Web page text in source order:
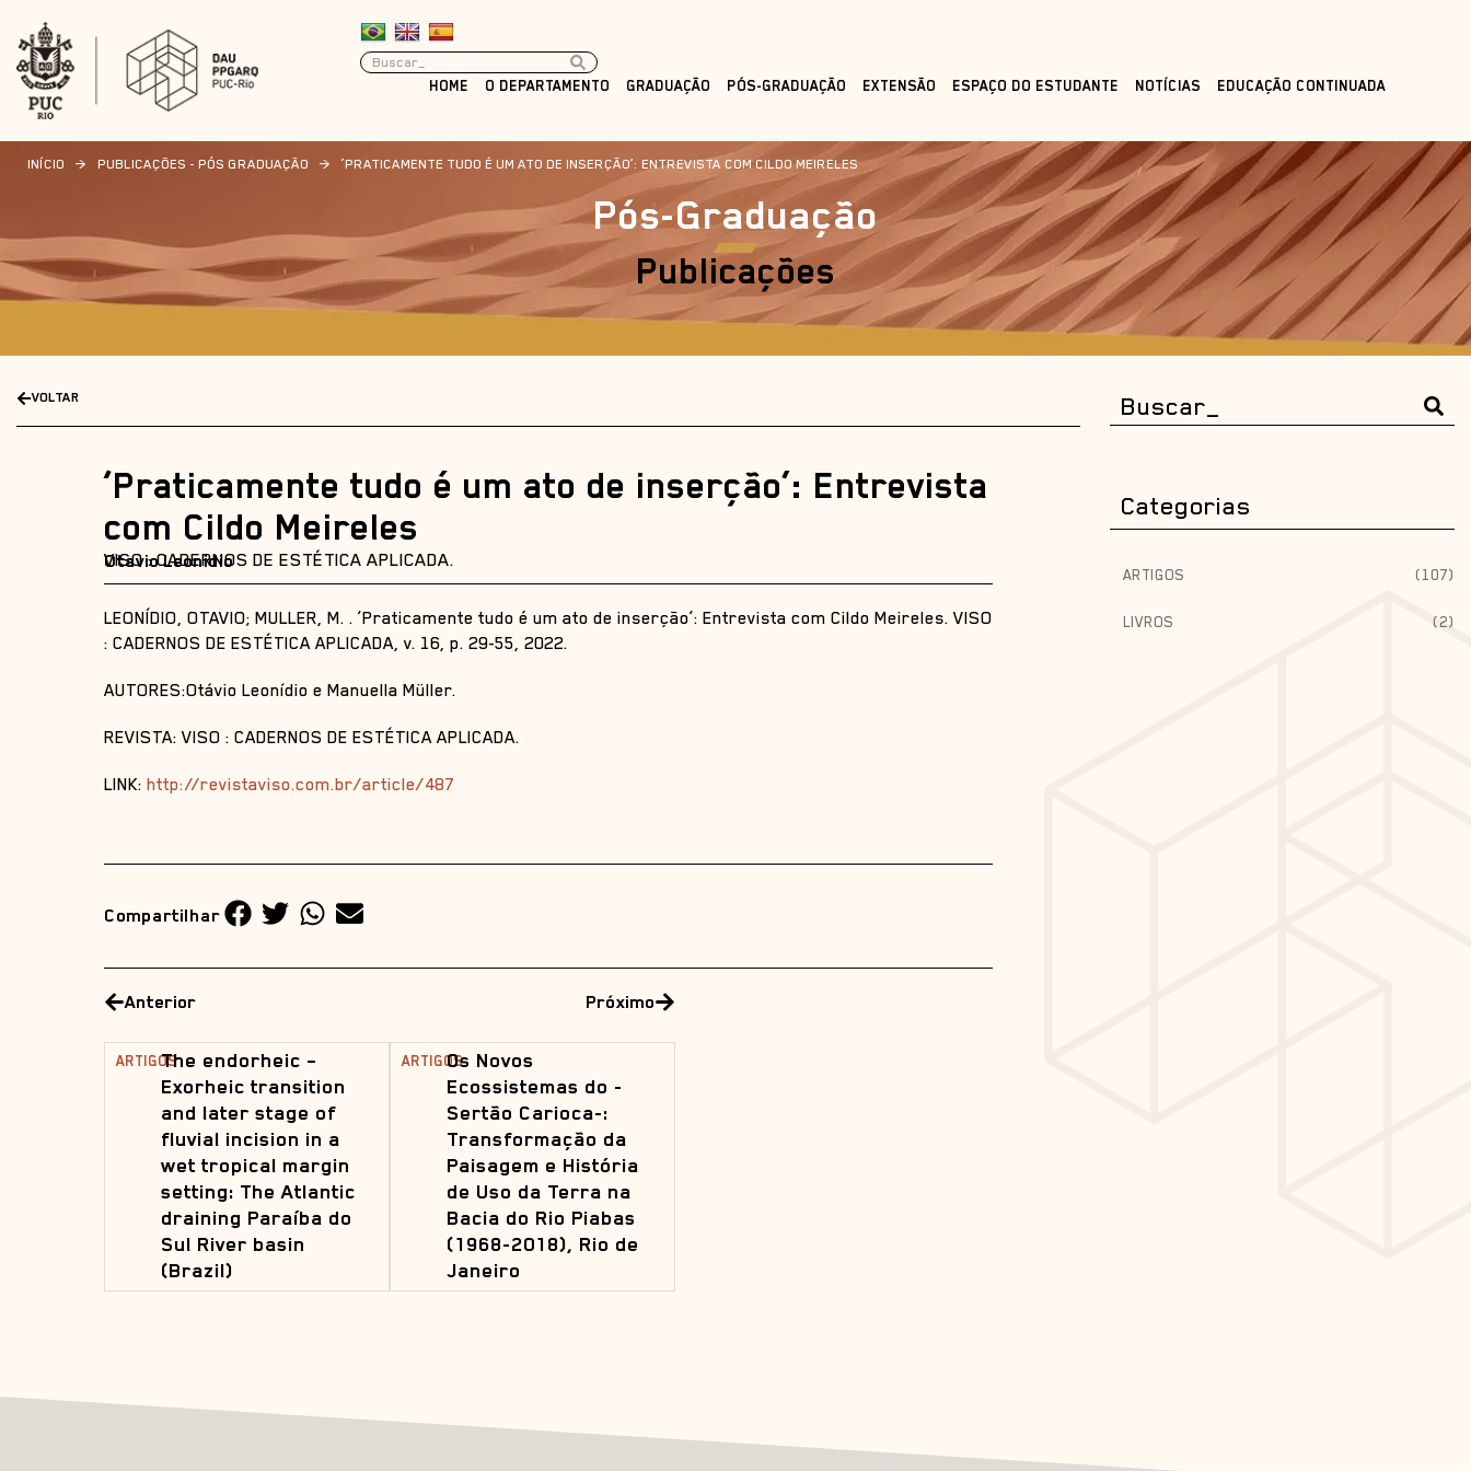
HOME O DEPARTAMENTO GRADUAÇÃO PÓS-GRADUAÇÃO EXTENSÃO ESPAÇO DO ESTUDANTE NOTÍCIAS EDUCAÇÃO CONTINUADA
INÍCIO > PUBLICAÇÕES - PÓS GRADUAÇÃO > ‘PRATICAMENTE TUDO É UM ATO DE INSERÇÃO’: ENTREVISTA COM CILDO MEIRELES
Pós-Graduação
Publicações
VOLTAR
‘Praticamente tudo é um ato de inserção’: Entrevista
com Cildo Meireles
VISO : CADERNOS DE ESTÉTICA APLICADA.
Otavio Leonidio
LEONÍDIO, OTAVIO; MULLER, M. . ‘Praticamente tudo é um ato de inserção’: Entrevista com Cildo Meireles. VISO
: CADERNOS DE ESTÉTICA APLICADA, v. 16, p. 29-55, 2022.
AUTORES:Otávio Leonídio e Manuella Müller.
REVISTA: VISO : CADERNOS DE ESTÉTICA APLICADA.
LINK: http://revistaviso.com.br/article/487
Compartilhar
Anterior
ARTIGOSThe endorheic –
Exorheic transition
and later stage of
fluvial incision in a
wet tropical margin
setting: The Atlantic
draining Paraíba do
Sul River basin
(Brazil)
Próximo
ARTIGOSOs Novos
Ecossistemas do -
Sertão Carioca-:
Transformação da
Paisagem e História
de Uso da Terra na
Bacia do Rio Piabas
(1968-2018), Rio de
Janeiro
Categorias
ARTIGOS (107)
LIVROS (2)